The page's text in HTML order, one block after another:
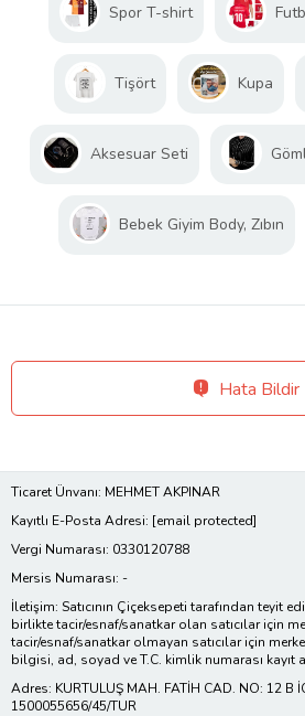
Spor T-shirt
Tişört Kupa
Aksesuar Seti
Bebek Giyim Body, Zıbın
Hata Bildir
Ticaret Ünvanı: MEHMET AKPINAR
Kayıtlı E-Posta Adresi: [email protected]
Vergi Numarası: 0330120788
Mersis Numarası: -
İletişim: Satıcının Çiçeksepeti tarafından teyit
birlikte tacir/esnaf/sanatkar olan satıcılar için
tacir/esnaf/sanatkar olmayan satıcılar için
bilgisi, ad, soyad ve T.C. kimlik numarası kayıt
Adres: KURTULUŞ MAH. FATİH CAD. NO: 12 B
1500055656/45/TUR